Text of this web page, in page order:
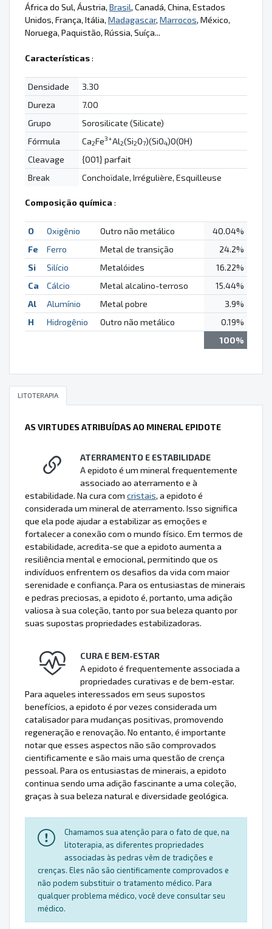
África do Sul, Áustria, Brasil, Canadá, China, Estados
Unidos, França, Itália, Madagascar, Marrocos, México,
Noruega, Paquistão, Rússia, Suíça...
Características:
Densidade
3.30
Dureza
7.00
Grupo
Sorosilicate (Silicate)
Fórmula
Ca2Fe3+Al2(Si2O7)(SiO4)O(OH)
Cleavage
{001} parfait
Break
Conchoïdale, Irrégulière, Esquilleuse
Composição química :
O Oxigênio Outro não metálico
40.04%
Fe
Ferro Metal de transição
24.2%
Si
Silício Metalóides
16.22%
Ca
Cálcio Metal alcalino-terroso
15.44%
Al
Alumínio Metal pobre
3.9%
H
Hidrogênio Outro não metálico
0.19%
100%
LITOTERAPIA
AS VIRTUDES ATRIBUÍDAS AO MINERAL EPIDOTE
ATERRAMENTO E ESTABILIDADE
A epidoto é um mineral frequentemente
associado ao aterramento e à
estabilidade. Na cura com cristais, a epidoto é
considerada um mineral de aterramento. Isso significa
que ela pode ajudar a estabilizar as emoções e
fortalecer a conexão com o mundo físico. Em termos de
estabilidade, acredita-se que a epidoto aumenta a
resiliência mental e emocional, permitindo que os
indivíduos enfrentem os desafios da vida com maior
serenidade e confiança. Para os entusiastas de minerais
e pedras preciosas, a epidoto é, portanto, uma adição
valiosa à sua coleção, tanto por sua beleza quanto por
suas supostas propriedades estabilizadoras.
CURA E BEM-ESTAR
A epidoto é frequentemente associada a
propriedades curativas e de bem-estar.
Para aqueles interessados em seus supostos
benefícios, a epidoto é por vezes considerada um
catalisador para mudanças positivas, promovendo
regeneração e renovação. No entanto, é importante
notar que esses aspectos não são comprovados
cientificamente e são mais uma questão de crença
pessoal. Para os entusiastas de minerais, a epidoto
continua sendo uma adição fascinante a uma coleção,
graças à sua beleza natural e diversidade geológica.
Chamamos sua atenção para o fato de que, na
litoterapia, as diferentes propriedades
associadas às pedras vêm de tradições e
crenças. Eles não são cientificamente comprovados e
não podem substituir o tratamento médico. Para
qualquer problema médico, você deve consultar seu
médico.